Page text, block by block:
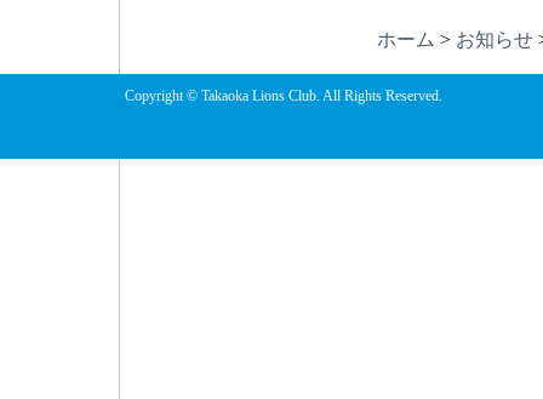
ホーム > お知らせ
Copyright © Takaoka Lions Club. All Rights Reserved.